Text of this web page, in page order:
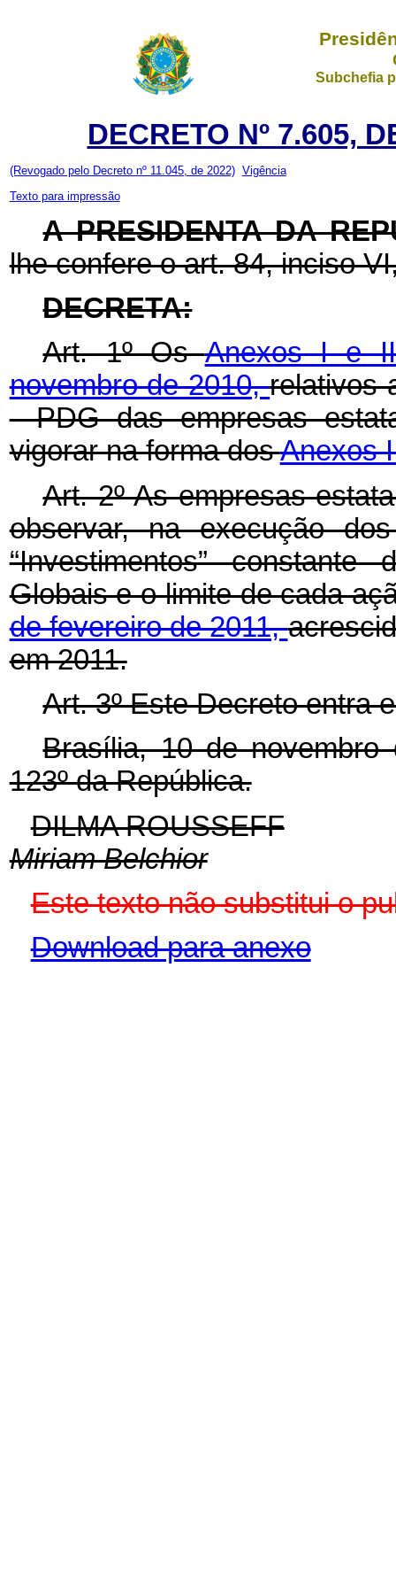
Subchefia
DECRETO Nº 7.605,
(Revogado pelo Decreto nº 11.045, de 2022) Vigência
Texto para impressão
A PRESIDENTA DA
lhe confere o art. 84, inciso
DECRETA:
Art. 1º OsAnexos I e
novembro de 2010,relativos
- PDG das empresas
vigorar na forma dosAnexos
Art. 2º As empresas
observar, na execução
“Investimentos”
Globais e o limite de cada
de fevereiro de 2011,
em 2011.
Art. 3º Este Decreto entra
Brasília, 10 de novembro
123º da República.
DILMA ROUSSEFF
Miriam Belchior
Este texto não substitui o
Download para anexo